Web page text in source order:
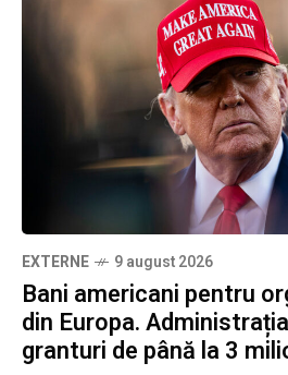
EXTERNE 9 august 2026
Bani americani pentru
din Europa.
granturi de până la 3